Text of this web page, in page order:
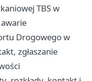
TBS w
Drogowego w
zgłaszanie